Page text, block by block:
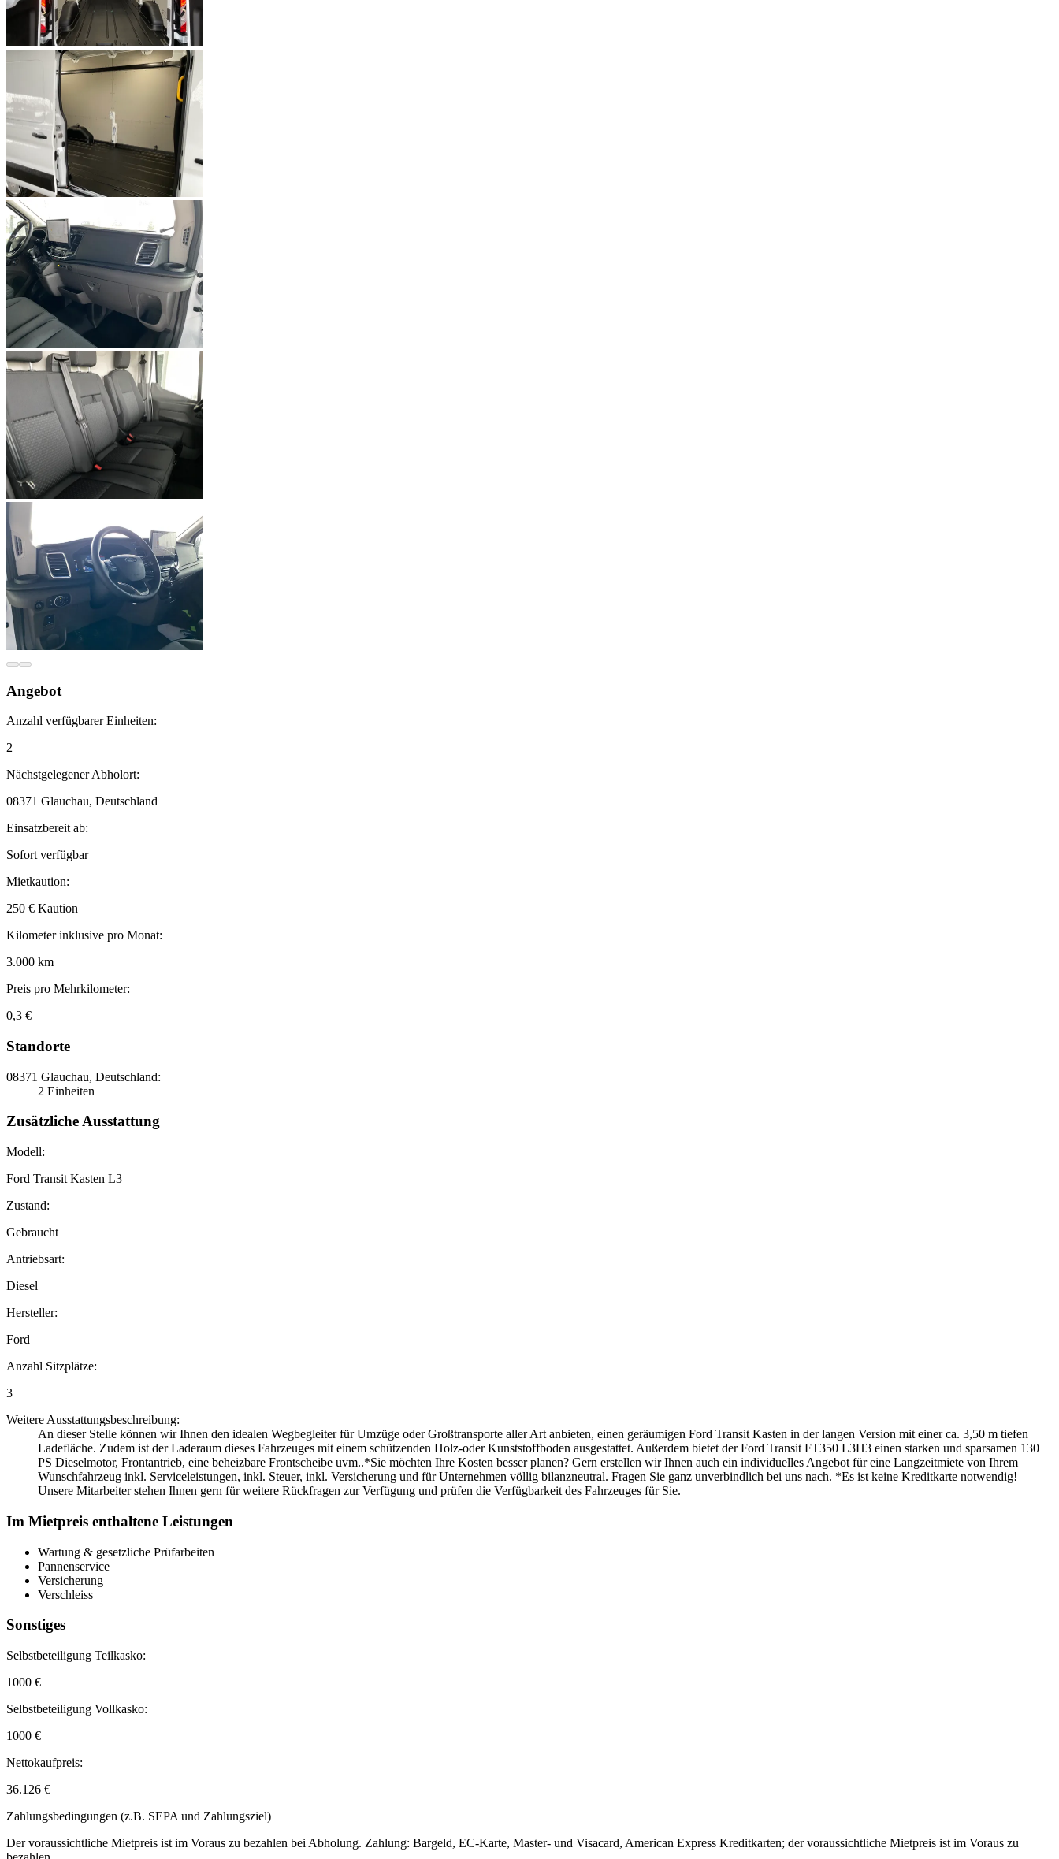
Angebot
Anzahl verfügbarer Einheiten:
2
Nächstgelegener Abholort:
08371 Glauchau, Deutschland
Einsatzbereit ab:
Sofort verfügbar
Mietkaution:
250 € Kaution
Kilometer inklusive pro Monat:
3.000 km
Preis pro Mehrkilometer:
0,3 €
Standorte
08371 Glauchau, Deutschland:
2 Einheiten
Zusätzliche Ausstattung
Modell:
Ford Transit Kasten L3
Zustand:
Gebraucht
Antriebsart:
Diesel
Hersteller:
Ford
Anzahl Sitzplätze:
3
Weitere Ausstattungsbeschreibung:
An dieser Stelle können wir Ihnen den idealen Wegbegleiter für Umzüge oder Großtransporte aller Art anbieten, einen geräumigen Ford Transit Kasten in der langen Version mit einer ca. 3,50 m tiefen
Ladefläche. Zudem ist der Laderaum dieses Fahrzeuges mit einem schützenden Holz-oder Kunststoffboden ausgestattet. Außerdem bietet der Ford Transit FT350 L3H3 einen starken und sparsamen 130
PS Dieselmotor, Frontantrieb, eine beheizbare Frontscheibe uvm..*Sie möchten Ihre Kosten besser planen? Gern erstellen wir Ihnen auch ein individuelles Angebot für eine Langzeitmiete von Ihrem
Wunschfahrzeug inkl. Serviceleistungen, inkl. Steuer, inkl. Versicherung und für Unternehmen völlig bilanzneutral. Fragen Sie ganz unverbindlich bei uns nach. *Es ist keine Kreditkarte notwendig!
Unsere Mitarbeiter stehen Ihnen gern für weitere Rückfragen zur Verfügung und prüfen die Verfügbarkeit des Fahrzeuges für Sie.
Im Mietpreis enthaltene Leistungen
Wartung & gesetzliche Prüfarbeiten
Pannenservice
Versicherung
Verschleiss
Sonstiges
Selbstbeteiligung Teilkasko:
1000 €
Selbstbeteiligung Vollkasko:
1000 €
Nettokaufpreis:
36.126 €
Zahlungsbedingungen (z.B. SEPA und Zahlungsziel)
Der voraussichtliche Mietpreis ist im Voraus zu bezahlen bei Abholung. Zahlung: Bargeld, EC-Karte, Master- und Visacard, American Express Kreditkarten; der voraussichtliche Mietpreis ist im Voraus zu